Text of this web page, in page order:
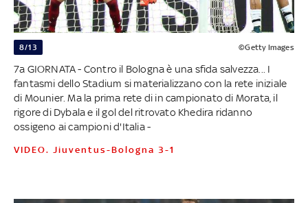
8/13 ©Getty Images
7a GIORNATA - Contro il Bologna è una sfida salvezza... I
fantasmi dello Stadium si materializzano con la rete iniziale
di Mounier. Ma la prima rete di in campionato di Morata, il
rigore di Dybala e il gol del ritrovato Khedira ridanno
ossigeno ai campioni d'Italia -
VIDEO. Jiuventus-Bologna 3-1